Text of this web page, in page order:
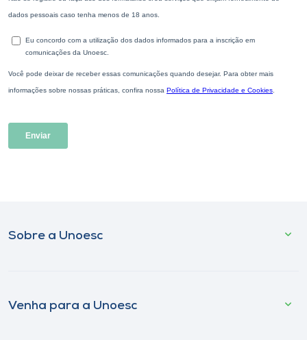
Sobre a Unoesc
Venha para a Unoesc